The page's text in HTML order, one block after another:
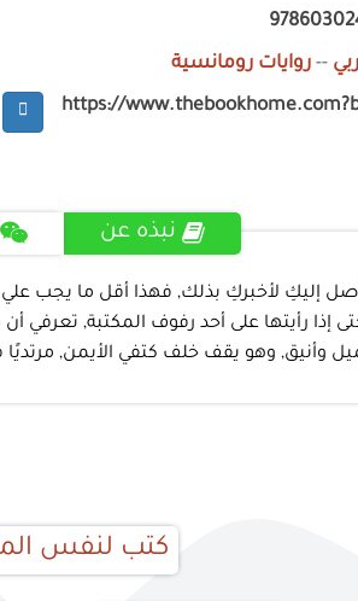
-- روايات رومانسية
https://
نبذه عن
أصل إليكِ لأخبركِ بذلك, فهذا أقل ما يجب
رأيتها على أحد رفوف المكتبة, تعرفي
وهو يقف خلف كتفي الأيمن, مرتديًا
كتب لنفس